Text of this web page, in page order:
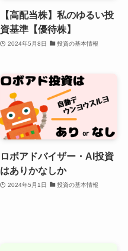
【高配当株】私のゆるい投
資基準【優待株】
2024年5月8日 投資の基本情報
ロボアドバイザー・AI投資
はありかなしか
2024年5月1日 投資の基本情報